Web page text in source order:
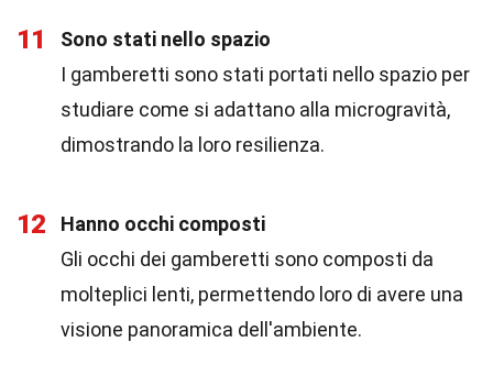
11
Sono stati nello spazio
I gamberetti sono stati portati nello spazio per
studiare come si adattano alla microgravità,
dimostrando la loro resilienza.
12
Hanno occhi composti
Gli occhi dei gamberetti sono composti da
molteplici lenti, permettendo loro di avere una
visione panoramica dell'ambiente.